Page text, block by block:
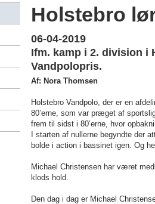
Holstebro
06-04-2019
Ifm. kamp i 2. division i
Vandpolopris.
Af: Nora Thomsen
Holstebro Vandpolo, der er en
80’erne, som var præget af
frem til sidst i 80’erne, hvor
I starten af nullerne begyndte der
bolde i action i bassinet igen. Og
Michael Christensen har været
klods hold.
Den dag i dag er Michael